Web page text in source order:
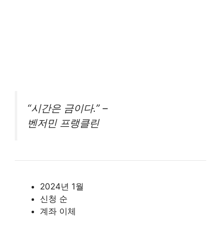
“시간은 금이다.” –
벤저민 프랭클린
2024년 1월
신청 순
계좌 이체